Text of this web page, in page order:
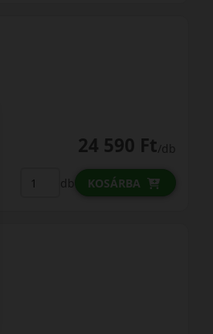
24 590 Ft/db
db KOSÁRBA